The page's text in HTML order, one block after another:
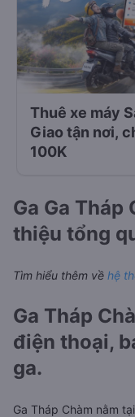
Thuê xe máy
Giao tận nơi,
100K
Ga Ga Tháp
thiệu tổng
Tìm hiểu thêm về hệ
Ga Tháp
điện thoại,
ga.
Ga Tháp Chàm nằm